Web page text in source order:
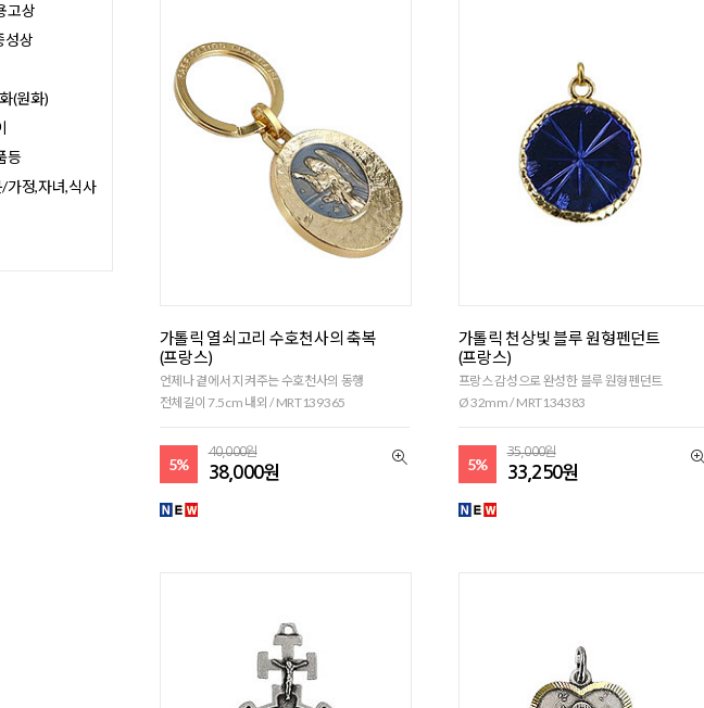
고상
성상
(원화)
등
가정,자녀,식사
가톨릭 열쇠고리 수호천사의 축복
(프랑스)
언제나 곁에서 지켜주는 수호천사의 동행
전체길이 7.5cm 내외 / MRT139365
5%
40,000원
38,000원
가톨릭 천상빛 블루 원형펜던트
(프랑스)
프랑스 감성으로 완성한 블루 원형펜던트
Ø 32mm / MRT134383
5%
35,000원
33,250원